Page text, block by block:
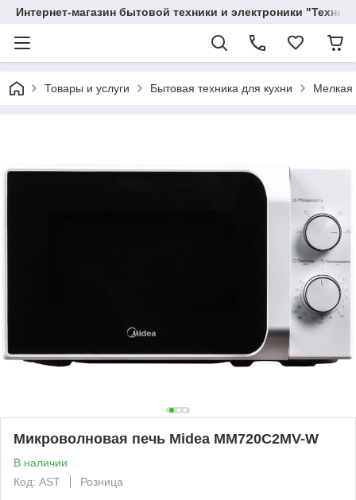
Интернет-магазин бытовой техники и электроники
Товары и услуги Бытовая техника для кухни Мелкая
Микроволновая печь Midea MM720C2MV-W
В наличии
Код: AST
Розница